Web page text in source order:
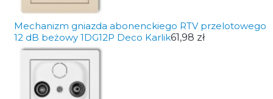
Mechanizm gniazda abonenckiego RTV przelotowego
12 dB beżowy 1DG12P Deco Karlik61,98 zł